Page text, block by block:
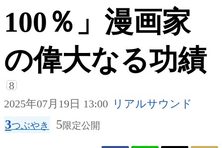
100％」漫画家
の偉大なる功績
8
2025年07月19日 13:00 リアルサウンド
3つぶやき 5限定公開